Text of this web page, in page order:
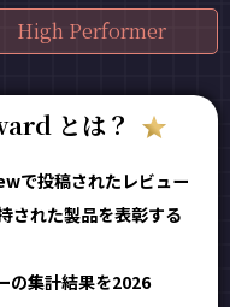
High Performer
とは？
で投稿されたレビュー
された製品を表彰する
の集計結果を2026